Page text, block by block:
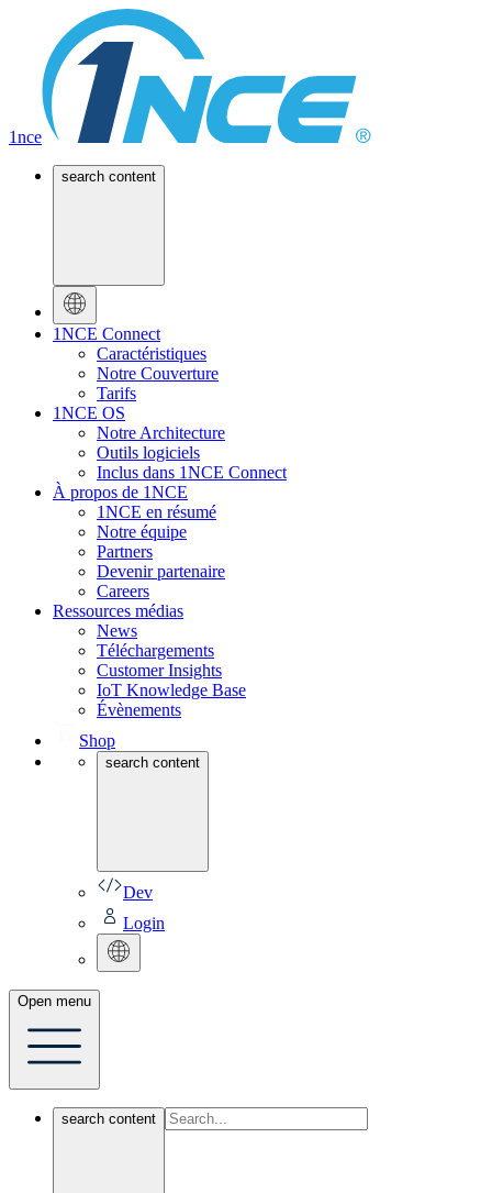
1nce
search content
1NCE Connect
Caractéristiques
Notre Couverture
Tarifs
1NCE OS
Notre Architecture
Outils logiciels
Inclus dans 1NCE Connect
À propos de 1NCE
1NCE en résumé
Notre équipe
Partners
Devenir partenaire
Careers
Ressources médias
News
Téléchargements
Customer Insights
IoT Knowledge Base
Évènements
Shop
search content
Dev
Login
Open menu
search content